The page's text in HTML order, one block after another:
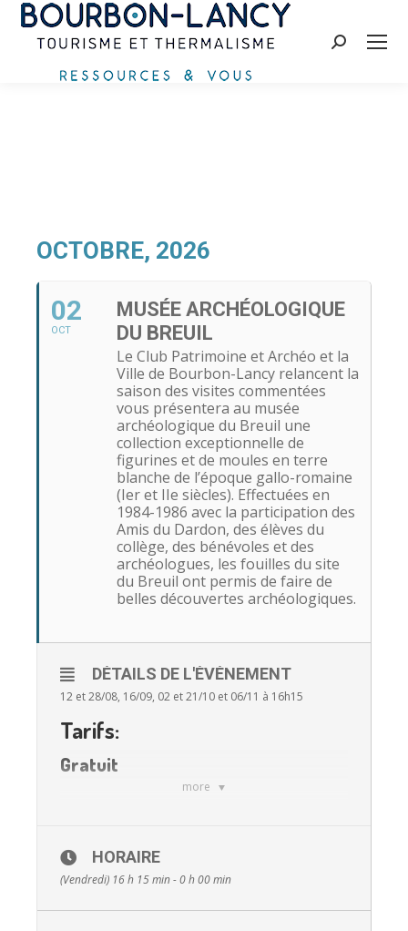
Recherche
OCTOBRE, 2026
02
OCT
MUSÉE ARCHÉOLOGIQUE
DU BREUIL
Le Club Patrimoine et Archéo et la
Ville de Bourbon-Lancy relancent la
saison des visites commentées
vous présentera au musée
archéologique du Breuil une
collection exceptionnelle de
figurines et de moules en terre
blanche de l’époque gallo-romaine
(Ier et IIe siècles). Effectuées en
1984-1986 avec la participation des
Amis du Dardon, des élèves du
collège, des bénévoles et des
archéologues, les fouilles du site
du Breuil ont permis de faire de
belles découvertes archéologiques.
more
DÉTAILS DE L'ÉVÉNEMENT
12 et 28/08, 16/09, 02 et 21/10 et 06/11 à 16h15
Tarifs:
Gratuit
HORAIRE
(Vendredi) 16 h 15 min - 0 h 00 min